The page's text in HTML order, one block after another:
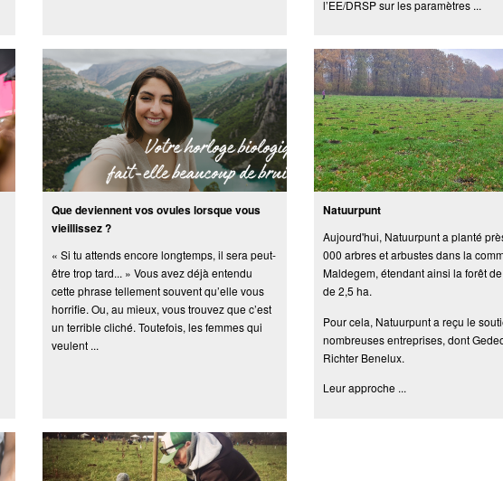
l’EE/DRSP sur les paramètres ...
Que deviennent vos ovules lorsque vous
vieillissez ?
« Si tu attends encore longtemps, il sera peut-
être trop tard... » Vous avez déjà entendu
cette phrase tellement souvent qu’elle vous
horrifie. Ou, au mieux, vous trouvez que c’est
un terrible cliché. Toutefois, les femmes qui
veulent ...
Natuurpunt
Aujourd'hui, Natuurpunt a planté
000 arbres et arbustes dans la
Maldegem, étendant ainsi la forêt
de 2,5 ha.
Pour cela, Natuurpunt a reçu le
nombreuses entreprises, dont
Richter Benelux.
Leur approche ...